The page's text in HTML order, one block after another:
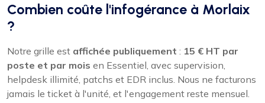
Combien coûte l'infogérance à Morlaix
?
Notre grille est affichée publiquement : 15 € HT par
poste et par mois en Essentiel, avec supervision,
helpdesk illimité, patchs et EDR inclus. Nous ne facturons
jamais le ticket à l'unité, et l'engagement reste mensuel.